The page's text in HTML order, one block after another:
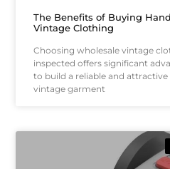
The Benefits of Buying
Vintage Clothing
Choosing wholesale vintage
inspected offers significant
to build a reliable and
vintage garment